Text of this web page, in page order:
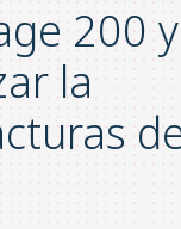
200 y
la